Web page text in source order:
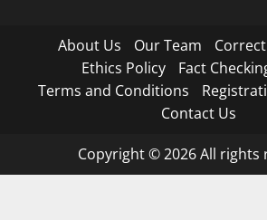
About Us Our Team
Ethics Policy
Fact
Terms and Conditions
Contact Us
Copyright © 2026 All rights